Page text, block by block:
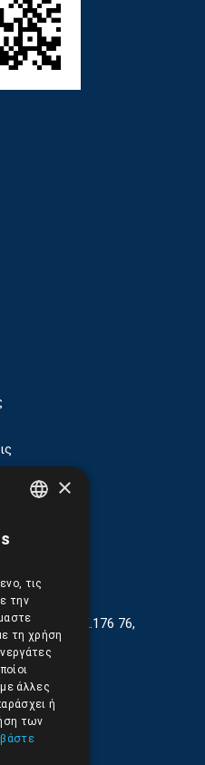
Τ.Κ.176 76,
×
τις
την
τη χρήση
άλλες
ή
των